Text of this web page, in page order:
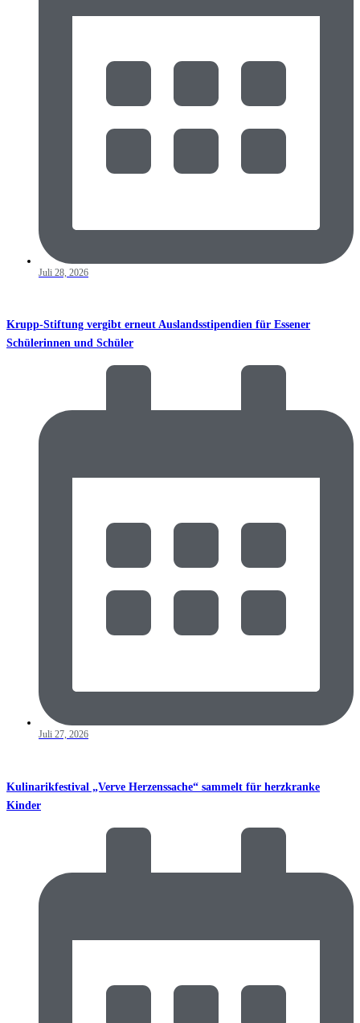
Juli 28, 2026
Krupp-Stiftung vergibt erneut Auslandsstipendien für Essener
Schülerinnen und Schüler
Juli 27, 2026
Kulinarikfestival „Verve Herzenssache“ sammelt für herzkranke
Kinder